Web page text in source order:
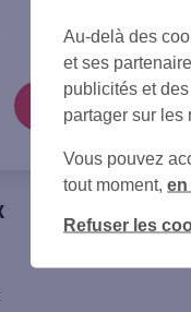
Prendre RDV
Au-delà des
et ses
publicités et
partager sur les
Vous pouvez
tout moment,
Refuser les